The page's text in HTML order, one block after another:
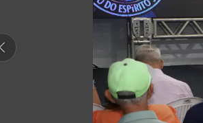
Previous